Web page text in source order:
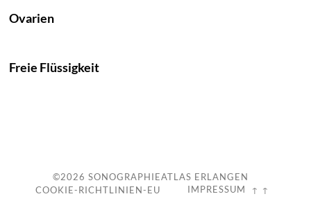
Ovarien
Freie Flüssigkeit
©2026 SONOGRAPHIEATLAS ERLANGEN
IMPRESSUM
COOKIE-RICHTLINIEN-EU ↑ ↑